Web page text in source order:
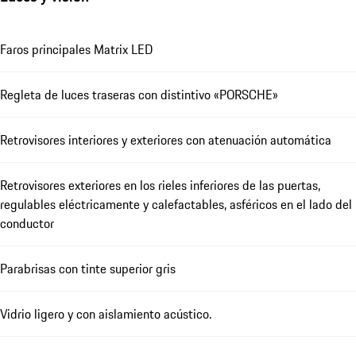
Faros principales Matrix LED
Regleta de luces traseras con distintivo «PORSCHE»
Retrovisores interiores y exteriores con atenuación automática
Retrovisores exteriores en los rieles inferiores de las puertas,
regulables eléctricamente y calefactables, asféricos en el lado del
conductor
Parabrisas con tinte superior gris
Vidrio ligero y con aislamiento acústico.